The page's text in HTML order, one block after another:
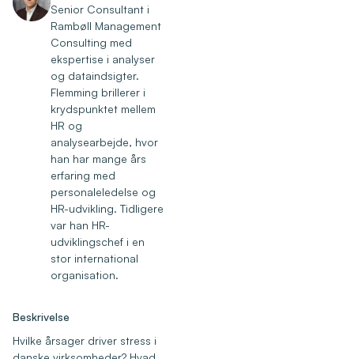
Senior Consultant i
Rambøll Management
Consulting med
ekspertise i analyser
og dataindsigter.
Flemming brillerer i
krydspunktet mellem
HR og
analysearbejde, hvor
han har mange års
erfaring med
personaleledelse og
HR-udvikling. Tidligere
var han HR-
udviklingschef i en
stor international
organisation.
Beskrivelse
Hvilke årsager driver stress i